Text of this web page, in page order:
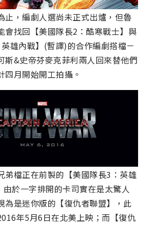
，編劇人選尚未正式出爐，但魯
會找回【美國隊長2：酷寒戰士】與
英雄內戰】(暫譯)的合作編劇搭檔－
斯&史帝芬麥克菲利兩人回來替他們
四月開始開工拍攝。
檔正在前製的【美國隊長3：英雄
於一字排開的卡司實在是太驚人
為是迷你版的【復仇者聯盟】，此
年5月6日在北美上映；而【復仇